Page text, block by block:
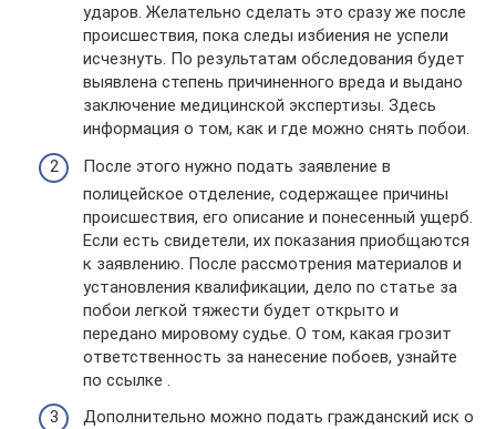
ударов. Желательно сделать это сразу же после
происшествия, пока следы избиения не успели
исчезнуть. По результатам обследования будет
выявлена степень причиненного вреда и выдано
заключение медицинской экспертизы. Здесь
информация о том, как и где можно снять побои.
После этого нужно подать заявление в
полицейское отделение, содержащее причины
происшествия, его описание и понесенный ущерб.
Если есть свидетели, их показания приобщаются
к заявлению. После рассмотрения материалов и
установления квалификации, дело по статье за
побои легкой тяжести будет открыто и
передано мировому судье. О том, какая грозит
ответственность за нанесение побоев, узнайте
по ссылке .
Дополнительно можно подать гражданский иск о